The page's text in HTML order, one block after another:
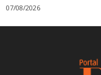
07/08/2026